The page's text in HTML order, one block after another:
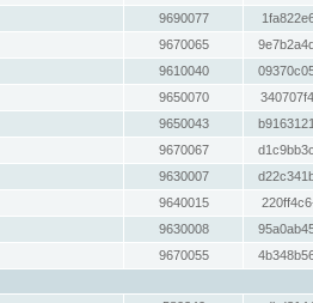
9690077
9670065
9610040
9650070
9650043
9670067
9630007
9640015
9630008
9670055